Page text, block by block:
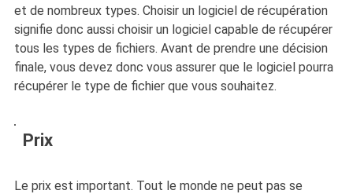
et de nombreux types. Choisir un logiciel de récupération
signifie donc aussi choisir un logiciel capable de récupérer
tous les types de fichiers. Avant de prendre une décision
finale, vous devez donc vous assurer que le logiciel pourra
récupérer le type de fichier que vous souhaitez.
Prix
Le prix est important. Tout le monde ne peut pas se